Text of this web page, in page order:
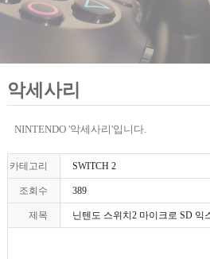
악세사리
NINTENDO '악세사리'입니다.
카테고리 SWITCH 2
조회수 389
제목 닌텐도 스위치2 마이크로 SD 익